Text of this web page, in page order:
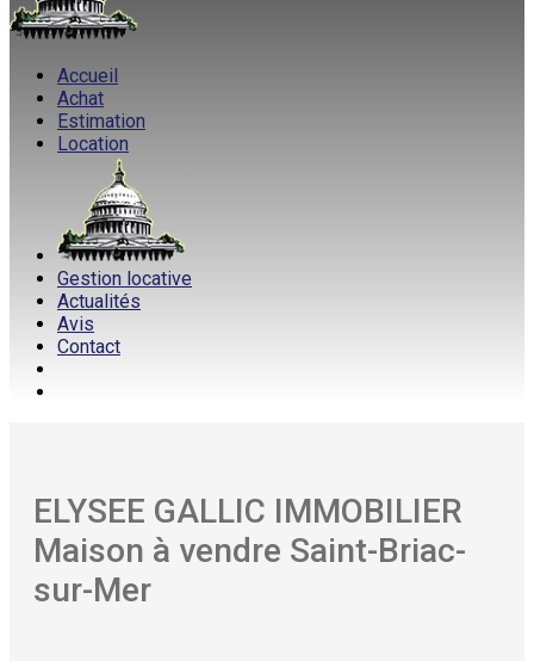
Accueil
Achat
Estimation
Location
Gestion locative
Actualités
Avis
Contact
ELYSEE GALLIC IMMOBILIER
Maison à vendre Saint-Briac-
sur-Mer